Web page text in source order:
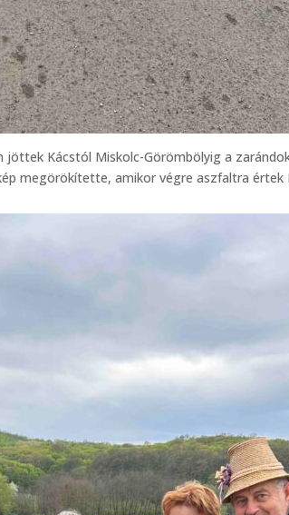
Kácstól Miskolc-Görömbölyig a
megörökítette, amikor végre aszfaltra értek